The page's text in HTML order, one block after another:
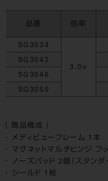
品番 倍率
SG3034
3.0×
SG3042
SG3046
SG3050
[ 商品構成 ]
メディビューフレーム 1本
マグネットマルチヒンジ フ
ノーズパッド 2個（スタンダ
シールド 1枚